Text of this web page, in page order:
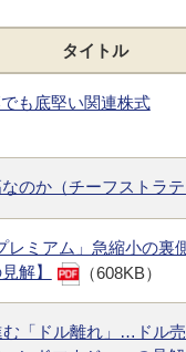
タイトル
も底堅い関連株式
のか（チーフストラテ
レミアム」急縮小の
解】
（608KB）
「ドル離れ」…ドル